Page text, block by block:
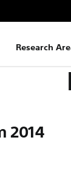
Research
2014